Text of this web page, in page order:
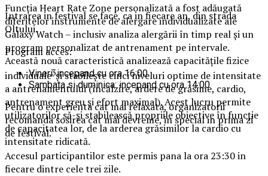
Funcția Heart Rate Zone personalizată a fost adăugată
diferitelor instrumente de alergare individualizate ale
Galaxy Watch – inclusiv analiza alergării în timp real și un
program personalizat de antrenament pe intervale.
Această nouă caracteristică analizează capacitățile fizice
individuale3și stabilește cinci niveluri optime de intensitate
a antrenamentului (încălzire, ardere de grăsime, cardio,
antrenament greu și efort maximal). Acest lucru permite
utilizatorilor să-și stabilească propriile obiective în funcție
de capacitatea lor, de la arderea grăsimilor la cardio cu
intensitate ridicată.
Intrarea in festival se face, ca in fiecare an, din strada
Oltului.
Program acces:
Vineri: incepand cu ora 16:00
Sambata si duminica: incepand cu ora 14:00
Pentru o experienta cat mai relaxata, organizatorii
recomanda sosirea cat mai devreme, in special in prima zi
de festival.
Accesul participantilor este permis pana la ora 23:30 in
fiecare dintre cele trei zile.